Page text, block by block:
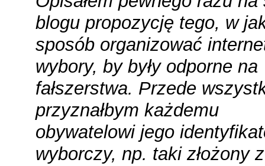
blogu propozycję tego, w
sposób organizować
wybory, by były odporne na
fałszerstwa. Przede
przyznałbym każdemu
obywatelowi jego
wyborczy, np. taki złożony